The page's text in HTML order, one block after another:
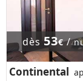
dès53€/
Continental